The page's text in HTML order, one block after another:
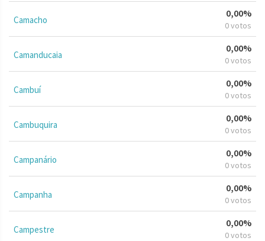
Camacho
0,00%
0 votos
Camanducaia
0,00%
0 votos
Cambuí
0,00%
0 votos
Cambuquira
0,00%
0 votos
Campanário
0,00%
0 votos
Campanha
0,00%
0 votos
Campestre
0,00%
0 votos